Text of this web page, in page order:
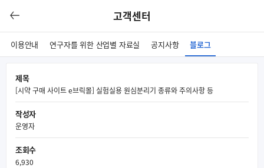
고객센터
이용안내 연구자를 위한 산업별 자료실 공지사항 블로그
제목
[시약 구매 사이트 e브릭몰] 실험실용 원심분리기 종류와 주의사항 등
작성자
운영자
조회수
6,930